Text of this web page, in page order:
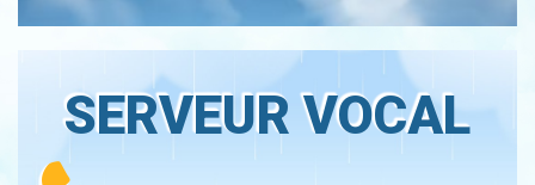
SERVEUR VOCAL